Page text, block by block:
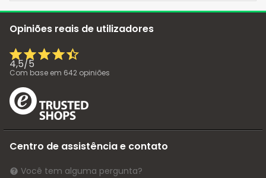
Opiniões reais de utilizadores
4,5/5
Com base em 642 opiniões
Centro de assistência e contato
Você tem alguma pergunta?